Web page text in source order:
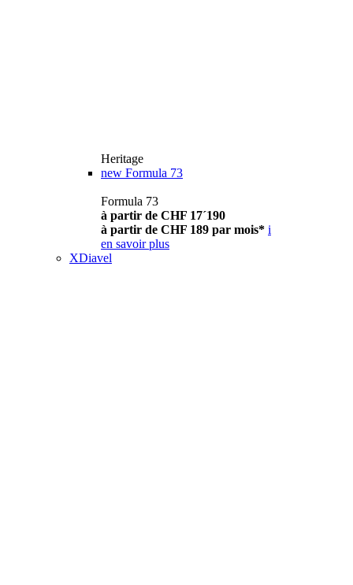
Heritage
new Formula 73
Formula 73
à partir de CHF 17´190
à partir de CHF 189 par mois* i
en savoir plus
XDiavel